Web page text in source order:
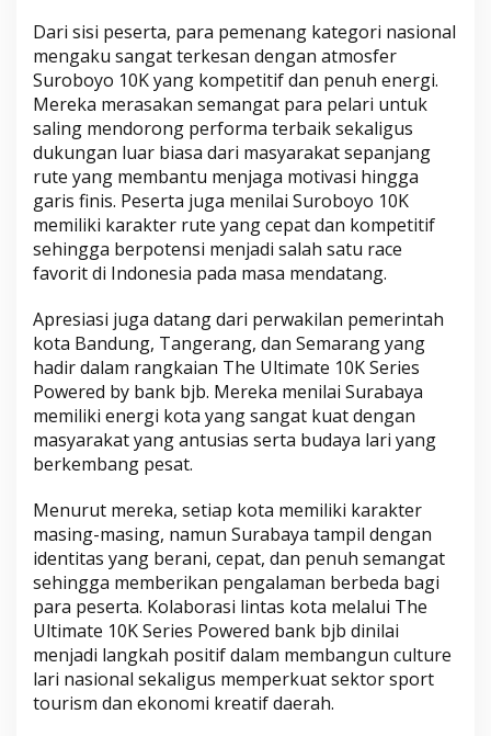
Dari sisi peserta, para pemenang kategori nasional
mengaku sangat terkesan dengan atmosfer
Suroboyo 10K yang kompetitif dan penuh energi.
Mereka merasakan semangat para pelari untuk
saling mendorong performa terbaik sekaligus
dukungan luar biasa dari masyarakat sepanjang
rute yang membantu menjaga motivasi hingga
garis finis. Peserta juga menilai Suroboyo 10K
memiliki karakter rute yang cepat dan kompetitif
sehingga berpotensi menjadi salah satu race
favorit di Indonesia pada masa mendatang.
Apresiasi juga datang dari perwakilan pemerintah
kota Bandung, Tangerang, dan Semarang yang
hadir dalam rangkaian The Ultimate 10K Series
Powered by bank bjb. Mereka menilai Surabaya
memiliki energi kota yang sangat kuat dengan
masyarakat yang antusias serta budaya lari yang
berkembang pesat.
Menurut mereka, setiap kota memiliki karakter
masing-masing, namun Surabaya tampil dengan
identitas yang berani, cepat, dan penuh semangat
sehingga memberikan pengalaman berbeda bagi
para peserta. Kolaborasi lintas kota melalui The
Ultimate 10K Series Powered bank bjb dinilai
menjadi langkah positif dalam membangun culture
lari nasional sekaligus memperkuat sektor sport
tourism dan ekonomi kreatif daerah.